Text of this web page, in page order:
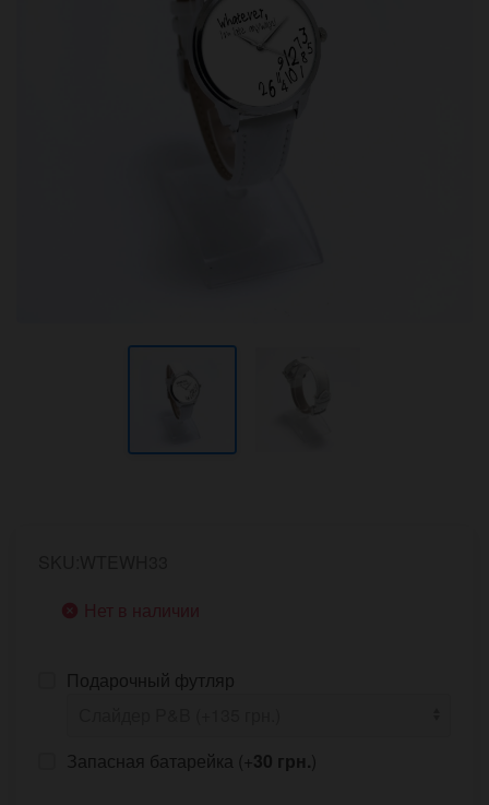
Нет в наличии
Подарочный футляр
Запасная батарейка (+30 грн.)